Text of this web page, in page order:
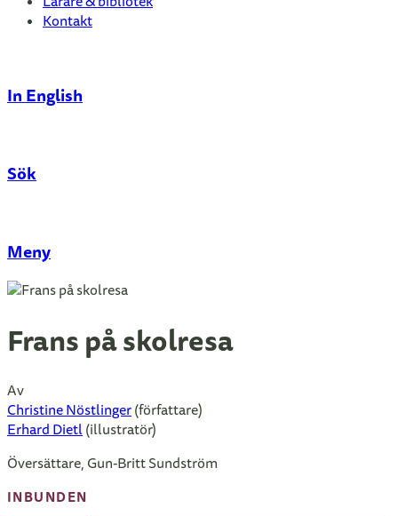
Kontakt
In English
Sök
Stäng
Meny
Frans på skolresa
Av
Christine Nöstlinger(författare)
Erhard Dietl(illustratör)
Översättare, Gun-Britt Sundström
INBUNDEN